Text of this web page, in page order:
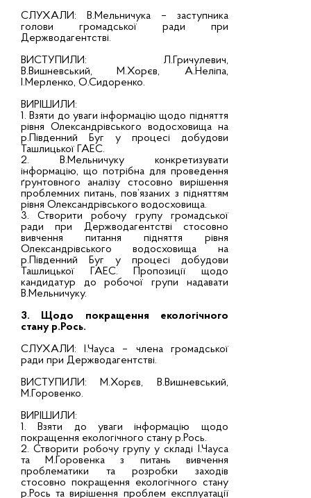
СЛУХАЛИ: В.Мельничука – заступника
голови громадської ради при
Держводагентстві.
ВИСТУПИЛИ: Л.Гричулевич,
В.Вишневський, М.Хорєв, А.Неліпа,
І.Мерленко, О.Сидоренко.
ВИРІШИЛИ:
1. Взяти до уваги інформацію щодо підняття
рівня Олександрівського водосховища на
р.Південний Буг у процесі добудови
Ташлицької ГАЕС.
2. В.Мельничуку конкретизувати
інформацію, що потрібна для проведення
ґрунтовного аналізу стосовно вирішення
проблемних питань, пов’язаних з підняттям
рівня Олександрівського водосховища.
3. Створити робочу групу громадської
ради при Держводагентстві стосовно
вивчення питання підняття рівня
Олександрівського водосховища на
р.Південний Буг у процесі добудови
Ташлицької ГАЕС. Пропозиції щодо
кандидатур до робочої групи надавати
В.Мельничуку.
3. Щодо покращення екологічного
стану р.Рось.
СЛУХАЛИ: І.Чауса – члена громадської
ради при Держводагентстві.
ВИСТУПИЛИ: М.Хорєв, В.Вишневський,
М.Горовенко.
ВИРІШИЛИ:
1. Взяти до уваги інформацію щодо
покращення екологічного стану р.Рось.
2. Створити робочу групу у складі І.Чауса
та М.Горовенка з питань вивчення
проблематики та розробки заходів
стосовно покращення екологічного стану
р.Рось та вирішення проблем експлуатації